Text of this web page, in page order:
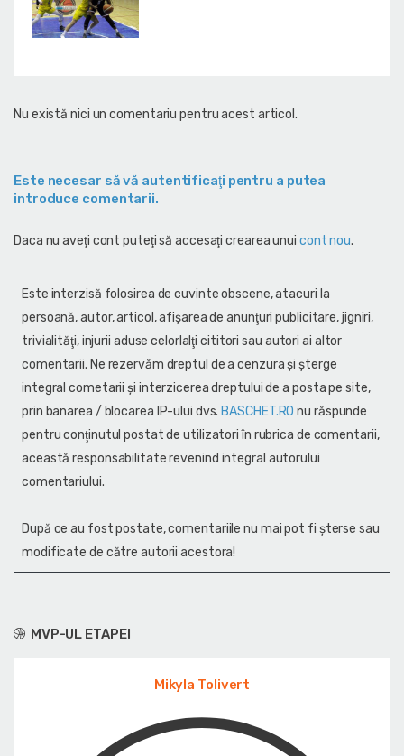
MVP-UL ETAPEI
Mikyla Tolivert
Nu există nici un comentariu pentru acest articol.
Este necesar să vă autentificaţi pentru a putea
introduce comentarii.
Daca nu aveţi cont puteţi să accesaţi crearea unui cont nou.
Este interzisă folosirea de cuvinte obscene, atacuri la
persoană, autor, articol, afişarea de anunţuri publicitare, jigniri,
trivialităţi, injurii aduse celorlalţi cititori sau autori ai altor
comentarii. Ne rezervăm dreptul de a cenzura și şterge
integral cometarii și interzicerea dreptului de a posta pe site,
prin banarea / blocarea IP-ului dvs. BASCHET.RO nu răspunde
pentru conţinutul postat de utilizatori în rubrica de comentarii,
această responsabilitate revenind integral autorului
comentariului.
După ce au fost postate, comentariile nu mai pot fi șterse sau
modificate de către autorii acestora!